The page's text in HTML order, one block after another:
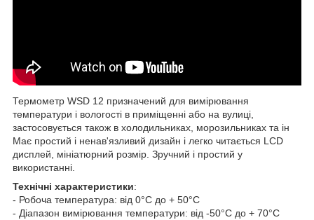
Термометр WSD 12 призначений для вимірювання
температури і вологості в приміщенні або на вулиці,
застосовується також в холодильниках, морозильниках та ін
Має простий і ненав'язливий дизайн і легко читається LCD
дисплей, мініатюрний розмір. Зручний і простий у
використанні.
Технічні характеристики:
- Робоча температура: від 0°C до + 50°C
- Діапазон вимірювання температури: від -50°C до + 70°C